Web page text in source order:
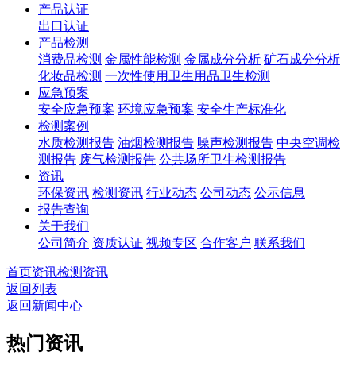
产品认证
出口认证
产品检测
消费品检测 金属性能检测 金属成分分析 矿石成分分析
化妆品检测 一次性使用卫生用品卫生检测
应急预案
安全应急预案 环境应急预案 安全生产标准化
检测案例
水质检测报告 油烟检测报告 噪声检测报告 中央空调检
测报告 废气检测报告 公共场所卫生检测报告
资讯
环保资讯 检测资讯 行业动态 公司动态 公示信息
报告查询
关于我们
公司简介 资质认证 视频专区 合作客户 联系我们
首页资讯检测资讯
返回列表
返回新闻中心
热门资讯